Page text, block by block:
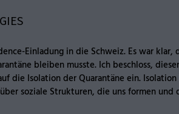
Einladung in die Schweiz. Es war klar,
bleiben musste. Ich beschloss,
die Isolation der Quarantäne ein.
soziale Strukturen, die uns formen